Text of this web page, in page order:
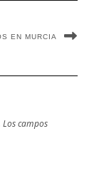
EN MURCIA
Los campos